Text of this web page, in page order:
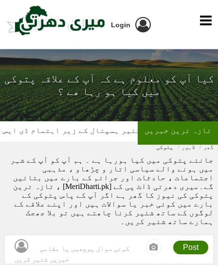
Login
کیا آپ کو معلوم ہے کہ آپ کے علاقہ پتوکی
میں کیا ہو رہا ھے ؟
کئیر ہسپتال کے زیر اہتمام ڈی ایس پی سرکل
تازہ ترین خبریں
گھر لاہور پتوکی
جانئے پتوکی میں کیا ہورہا ہے ۔ ہم آپ کو آپ کے شہر
میں ہونے والے سیاسی اتار و چڑھاو ، مذہبی
اجتماعات ، حادثات اور جرائم کے بارے میں بتائیں
گے۔میری دھرتی ڈاٹ پی کے [MeriDharti.pk] ، تازہ ترین
پتوکی کی نیوز کا گھر ہے اگر آپ کے پاس پتوکی کے
بارے میں کوئی خبر یا سوالات ہیں اور اپنے علاقے کے
لوگوں کے ساتھ شئیر کرنا چاھتے ہیں تو بلا جھجک
ہمارے ساتھ شئیر کریں۔
کوئی سوال پوچھیں یا مقامی
خبریں شئیر کریں
Post